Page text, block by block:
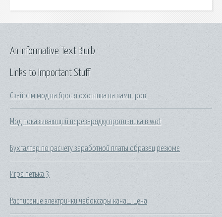
Links to Important Stuff
Скайрим мод на броня охотника на вампиров
Мод показывающий перезарядку противника в wot
Бухгалтер по расчету заработной платы образец резюме
Игра петька 3
Расписание электрички чебоксары канаш цена
An Informative Text Blurb